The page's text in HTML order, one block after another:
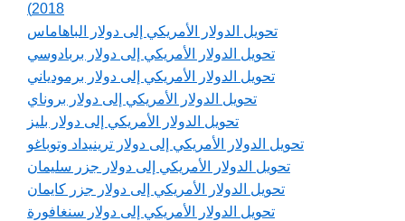
2018)
تحويل الدولار الأمريكي إلى دولار الباهاماس
تحويل الدولار الأمريكي إلى دولار بربادوسي
تحويل الدولار الأمريكي إلى دولار برمودياني
تحويل الدولار الأمريكي إلى دولار بروناي
تحويل الدولار الأمريكي إلى دولار بليز
تحويل الدولار الأمريكي إلى دولار ترينيداد وتوباغو
تحويل الدولار الأمريكي إلى دولار جزر سليمان
تحويل الدولار الأمريكي إلى دولار جزر كايمان
تحويل الدولار الأمريكي إلى دولار سنغافورة